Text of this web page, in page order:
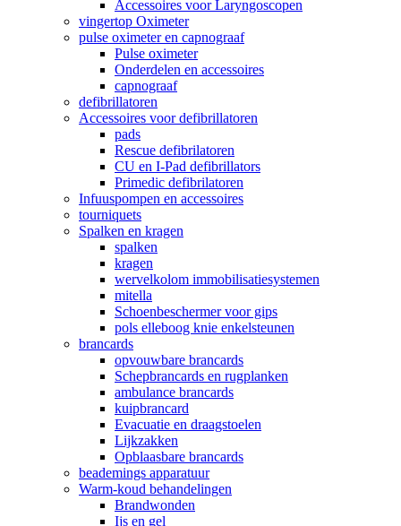
Accessoires voor Laryngoscopen
vingertop Oximeter
pulse oximeter en capnograaf
Pulse oximeter
Onderdelen en accessoires
capnograaf
defibrillatoren
Accessoires voor defibrillatoren
pads
Rescue defibrilatoren
CU en I-Pad defibrillators
Primedic defibrilatoren
Infuuspompen en accessoires
tourniquets
Spalken en kragen
spalken
kragen
wervelkolom immobilisatiesystemen
mitella
Schoenbeschermer voor gips
pols elleboog knie enkelsteunen
brancards
opvouwbare brancards
Schepbrancards en rugplanken
ambulance brancards
kuipbrancard
Evacuatie en draagstoelen
Lijkzakken
Opblaasbare brancards
beademings apparatuur
Warm-koud behandelingen
Brandwonden
Ijs en gel